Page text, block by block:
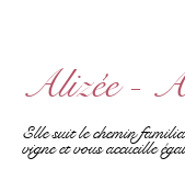
Alizée -
Elle suit le chemin
vigne et vous accueille